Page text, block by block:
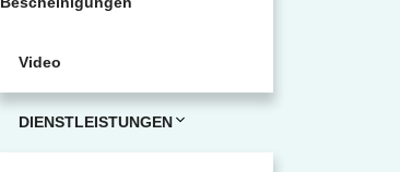
Video
DIENSTLEISTUNGEN